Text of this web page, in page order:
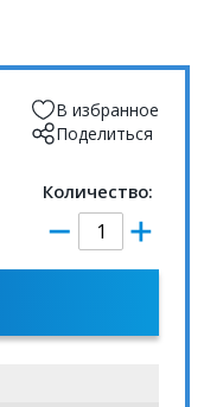
В избранное
Поделиться
Количество: